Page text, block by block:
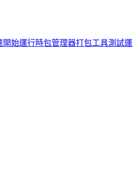
開始運行時包管理器打包工具測試運